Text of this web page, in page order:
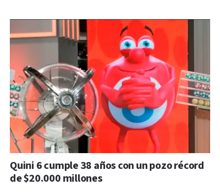
Quini 6 cumple 38 años con un pozo récord
de $20.000 millones